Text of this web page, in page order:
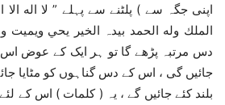
اپنی جگہ سے ) پلٹنے سے پہلے ” لا اله الا
الملك وله الحمد بیدہ الخیر يحي
دس مرتبہ پڑھے گا تو ہر ایک کے عوض
جائیں گی ، اس کے دس گناہوں کو مٹایا
بلند کئے جائیں گے ، یہ ( کلمات ) اس کے